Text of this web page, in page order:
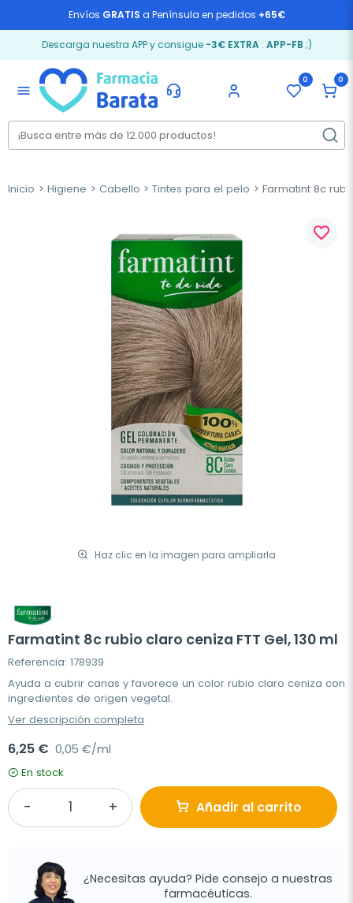
Envíos GRATIS a Península en pedidos +65€
Descarga nuestra APP y consigue -3€ EXTRA: APP-FB ;)
menu
0 0
Inicio Higiene Cabello Tintes para el pelo Farmatint 8c
Haz clic en la imagen para ampliarla
favorite_border
Farmatint 8c rubio claro ceniza FTT Gel, 130 ml
Referencia: 178939
Ayuda a cubrir canas y favorece un color rubio claro ceniza con
ingredientes de origen vegetal.
Ver descripción completa
6,25 € 0,05 €/ml
En stock
Añadir al carrito
¿Necesitas ayuda? Pide consejo a nuestras
farmacéuticas.